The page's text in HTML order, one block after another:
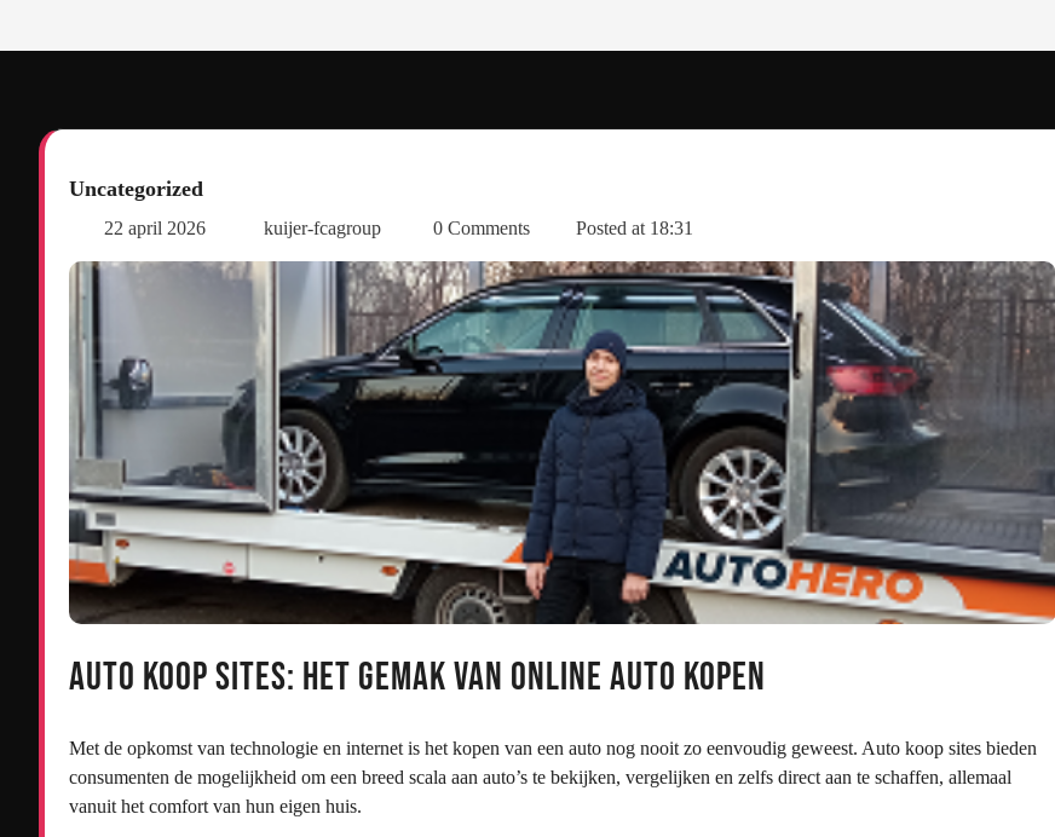
Uncategorized
22 april 2026 kuijer-fcagroup 0 Comments Posted at 18:31
Auto Koop Sites: Het Gemak van Online Auto Kopen
Met de opkomst van technologie en internet is het kopen van een auto nog nooit zo eenvoudig geweest. Auto koop sites bieden
consumenten de mogelijkheid om een breed scala aan auto’s te bekijken, vergelijken en zelfs direct aan te schaffen, allemaal
vanuit het comfort van hun eigen huis.